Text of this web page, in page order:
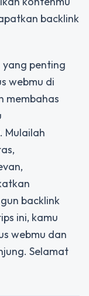
backlink
yang penting
webmu di
membahas
Mulailah
backlink
ini, kamu
webmu dan
Selamat